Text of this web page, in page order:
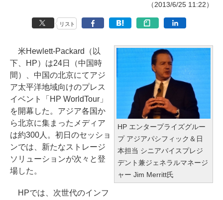
（2013/6/25 11:22）
リスト
HP エンタープライズグルー
プ アジアパシフィック＆日
本担当 シニアバイスプレジ
デント兼ジェネラルマネージ
ャー Jim Merritt氏
米Hewlett-Packard（以
下、HP）は24日（中国時
間）、中国の北京にてアジ
ア太平洋地域向けのプレス
イベント「HP WorldTour」
を開幕した。アジア各国か
ら北京に集まったメディア
は約300人。初日のセッショ
ンでは、新たなストレージ
ソリューションが次々と登
場した。
HPでは、次世代のインフ